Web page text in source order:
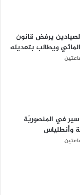
يرفض قانون
ويطالب بتعديله
سير في المنصوريّة
وأنطلياس